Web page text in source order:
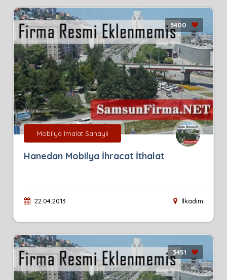
3400
Mobilya Imalat Sanayii
Hanedan Mobilya İhracat İthalat
22.04.2013 İlkadım
3451